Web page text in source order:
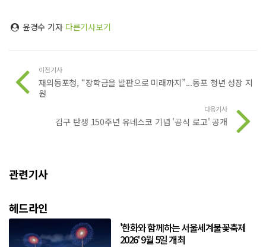
윤경수 기자 다른기사보기
이전기사
재외동포청, “장학금을 발판으로 미래까지”...동포 청년 성장 지
원
다음기사
김구 탄생 150주년 유네스코 기념 '공식 로고' 공개
관련기사
헤드라인
'한화와 함께하는 서울세계불꽃축제
2026' 9월 5일 개최